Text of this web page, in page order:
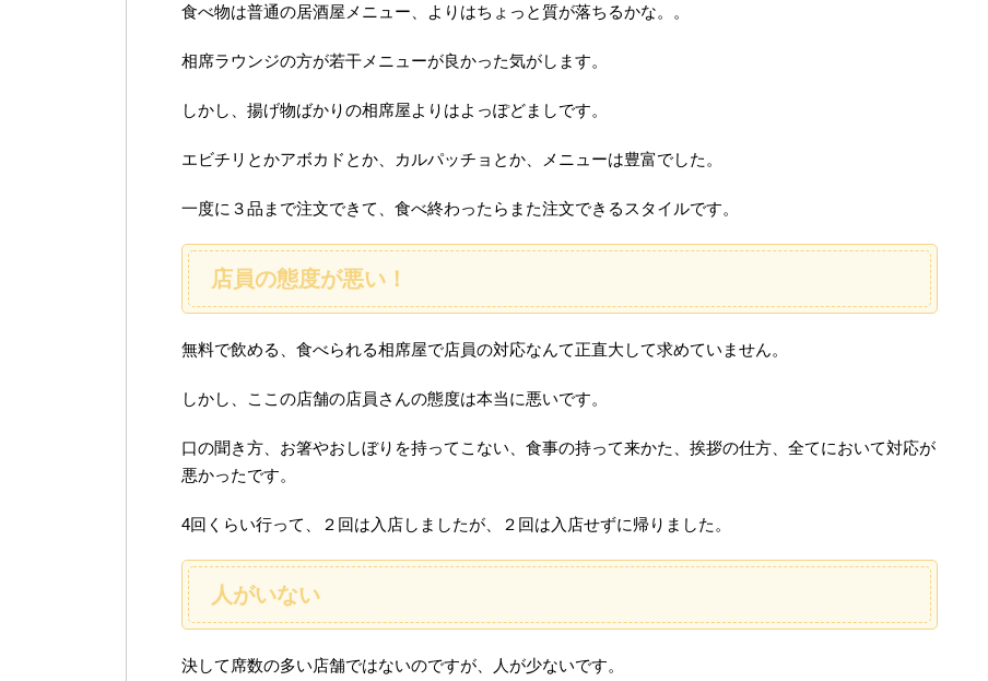
食べ物は普通の居酒屋メニュー、よりはちょっと質が落ちるかな。。
相席ラウンジの方が若干メニューが良かった気がします。
しかし、揚げ物ばかりの相席屋よりはよっぽどましです。
エビチリとかアボカドとか、カルパッチョとか、メニューは豊富でした。
一度に３品まで注文できて、食べ終わったらまた注文できるスタイルです。
店員の態度が悪い！
無料で飲める、食べられる相席屋で店員の対応なんて正直大して求めていません。
しかし、ここの店舗の店員さんの態度は本当に悪いです。
口の聞き方、お箸やおしぼりを持ってこない、食事の持って来かた、挨拶の仕方、全てにおいて対応が
悪かったです。
4回くらい行って、２回は入店しましたが、２回は入店せずに帰りました。
人がいない
決して席数の多い店舗ではないのですが、人が少ないです。